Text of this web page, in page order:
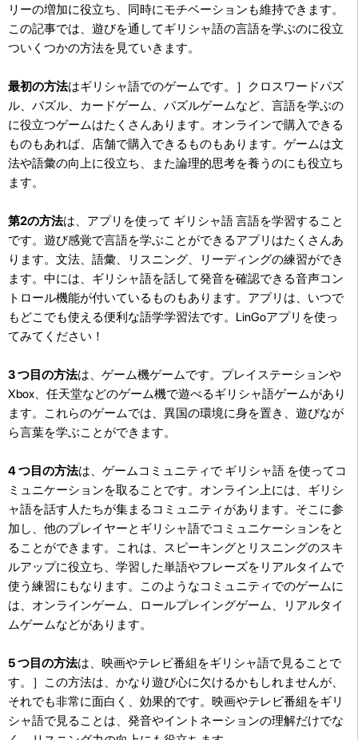
リーの増加に役立ち、同時にモチベーションも維持できます。
この記事では、遊びを通してギリシャ語の言語を学ぶのに役立
ついくつかの方法を見ていきます。
最初の方法はギリシャ語でのゲームです。］クロスワードパズ
ル、パズル、カードゲーム、パズルゲームなど、言語を学ぶの
に役立つゲームはたくさんあります。オンラインで購入できる
ものもあれば、店舗で購入できるものもあります。ゲームは文
法や語彙の向上に役立ち、また論理的思考を養うのにも役立ち
ます。
第2の方法は、アプリを使って ギリシャ語 言語を学習すること
です。遊び感覚で言語を学ぶことができるアプリはたくさんあ
ります。文法、語彙、リスニング、リーディングの練習ができ
ます。中には、ギリシャ語を話して発音を確認できる音声コン
トロール機能が付いているものもあります。アプリは、いつで
もどこでも使える便利な語学学習法です。LinGoアプリを使っ
てみてください！
3 つ目の方法は、ゲーム機ゲームです。プレイステーションや
Xbox、任天堂などのゲーム機で遊べるギリシャ語ゲームがあり
ます。これらのゲームでは、異国の環境に身を置き、遊びなが
ら言葉を学ぶことができます。
4 つ目の方法は、ゲームコミュニティで ギリシャ語 を使ってコ
ミュニケーションを取ることです。オンライン上には、ギリシ
ャ語を話す人たちが集まるコミュニティがあります。そこに参
加し、他のプレイヤーとギリシャ語でコミュニケーションをと
ることができます。これは、スピーキングとリスニングのスキ
ルアップに役立ち、学習した単語やフレーズをリアルタイムで
使う練習にもなります。このようなコミュニティでのゲームに
は、オンラインゲーム、ロールプレイングゲーム、リアルタイ
ムゲームなどがあります。
5 つ目の方法は、映画やテレビ番組をギリシャ語で見ることで
す。］この方法は、かなり遊び心に欠けるかもしれませんが、
それでも非常に面白く、効果的です。映画やテレビ番組をギリ
シャ語で見ることは、発音やイントネーションの理解だけでな